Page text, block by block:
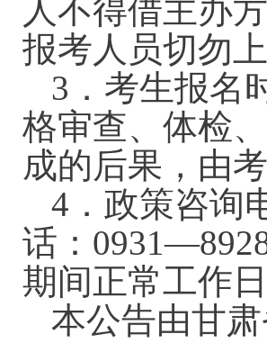
人不得借主办
报考人员切勿
3．考生报名
格审查、体检
成的后果，由
4．政策咨询
话：
期间正常工作
本公告由甘